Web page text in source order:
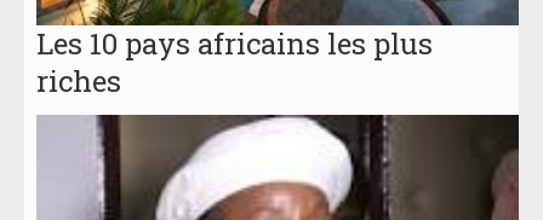
Les 10 pays africains les plus
riches